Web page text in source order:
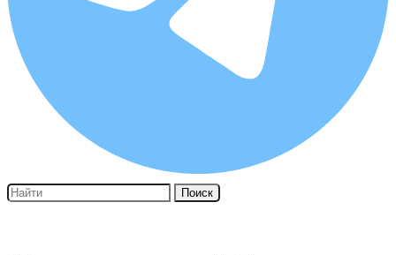
Поиск